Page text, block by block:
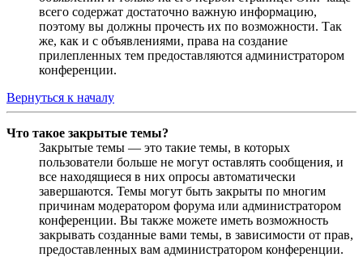
всего содержат достаточно важную информацию,
поэтому вы должны прочесть их по возможности. Так
же, как и с объявлениями, права на создание
прилепленных тем предоставляются администратором
конференции.
Вернуться к началу
Что такое закрытые темы?
Закрытые темы — это такие темы, в которых
пользователи больше не могут оставлять сообщения, и
все находящиеся в них опросы автоматически
завершаются. Темы могут быть закрыты по многим
причинам модератором форума или администратором
конференции. Вы также можете иметь возможность
закрывать созданные вами темы, в зависимости от прав,
предоставленных вам администратором конференции.